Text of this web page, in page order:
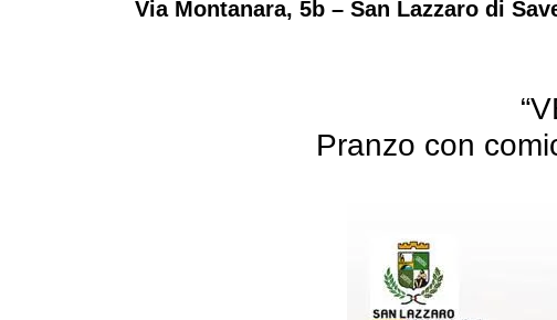
Via Montanara, 5b – San Lazzaro di
Pranzo con